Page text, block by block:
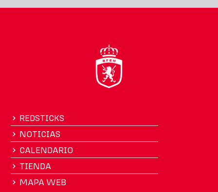
REDSTICKS
NOTICIAS
CALENDARIO
TIENDA
MAPA WEB